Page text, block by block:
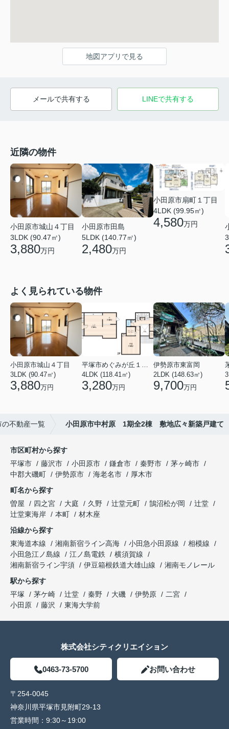
地図アプリで見る
メールで共有する LINEで共有する
近隣の物件
小田原市城山４丁目
3LDK (90.47㎡)
3,880万円
小田原市田島
5LDK (140.77㎡)
2,480万円
小田原市扇町１丁目
4LDK (99.95㎡)
4,580万円
よく見られている物件
小田原市城山４丁目
3LDK (90.47㎡)
3,880万円
平塚市めぐみが丘１丁目
4LDK (118.41㎡)
3,280万円
伊勢原市東富岡
2LDK (148.63㎡)
9,700万円
の不動産一覧 小田原市中村原 1期全2棟 敷地広々新築戸建て
市区町村から探す
平塚市
藤沢市 小田原市 鎌倉市 秦野市
茅ヶ崎市
中郡大磯町
伊勢原市 海老名市
厚木市
町名から探す
曽屋
四之宮 大庭 久野 辻堂元町 鵠沼松が岡
辻堂
辻堂東海岸
本町
材木座
沿線から探す
東海道本線
湘南新宿ライン高海 小田急小田原線
相模線
小田急江ノ島線
江ノ島電鉄
横須賀線
湘南新宿ライン宇須
伊豆箱根鉄道大雄山線
湘南モノレール
駅から探す
平塚
茅ケ崎 辻堂 秦野 大磯 伊勢原
二宮
小田原
藤沢 東海大学前
株式会社シティクリエイション
0463-73-5700 お問い合わせ
〒254-0045
神奈川県平塚市見附町29-13
営業時間： 9:30～19:00